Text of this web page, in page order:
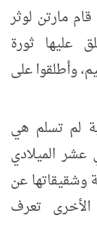
السادس عشر (سنة 1529) قام مارتن لوثر
عليها ثورة
وأطلقوا على
لم تسلم هي
عشر الميلادي
وشقيقاتها عن
تعرف